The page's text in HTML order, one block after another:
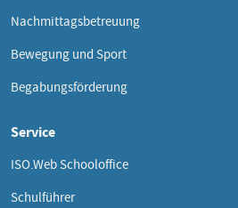
Nachmittagsbetreuung
Bewegung und Sport
Begabungsförderung
Service
ISO.Web Schooloffice
Schulführer